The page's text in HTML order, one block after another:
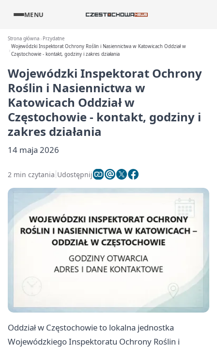
MENU
Strona główna
Przydatne
Wojewódzki Inspektorat Ochrony Roślin i Nasiennictwa w Katowicach Oddział w
Częstochowie - kontakt, godziny i zakres działania
Wojewódzki Inspektorat Ochrony
Roślin i Nasiennictwa w
Katowicach Oddział w
Częstochowie - kontakt, godziny i
zakres działania
14 maja 2026
2 min czytania Udostępnij
Oddział w Częstochowie to lokalna jednostka
Wojewódzkiego Inspektoratu Ochrony Roślin i